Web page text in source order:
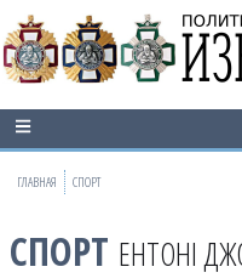
ГЛАВНАЯ СПОРТ
СПОРТ ЕНТОНІ